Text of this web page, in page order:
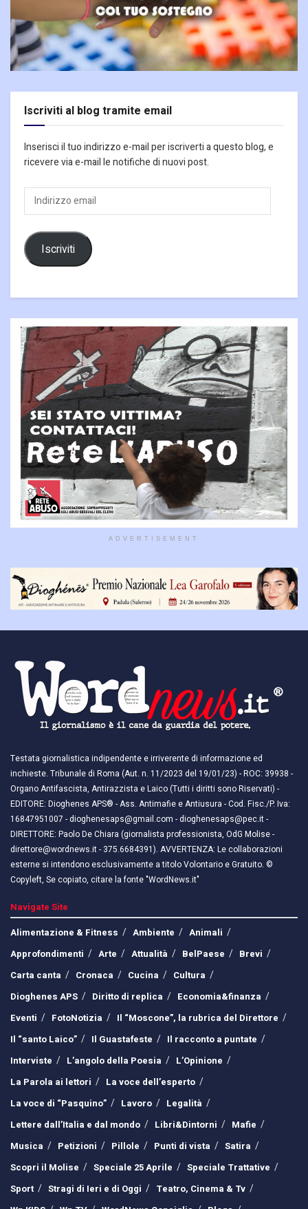
Iscriviti al blog tramite email
Inserisci il tuo indirizzo e-mail per iscriverti a questo blog, e
ricevere via e-mail le notifiche di nuovi post.
Indirizzo
email
Iscriviti
ADVERTISEMENT
Testata giornalistica indipendente e irriverente di informazione ed
inchieste. Tribunale di Roma (Aut. n. 11/2023 del 19/01/23) - ROC: 39938 -
Organo Antifascista, Antirazzista e Laico (Tutti i diritti sono Riservati) -
EDITORE: Dioghenes APS® - Ass. Antimafie e Antiusura - Cod. Fisc./P. Iva:
16847951007 - dioghenesaps@gmail.com - dioghenesaps@pec.it - ​​
DIRETTORE: Paolo De Chiara (giornalista professionista, OdG Molise -
direttore@wordnews.it - ​​375.6684391). AVVERTENZA: Le collaborazioni
esterne si intendono esclusivamente a titolo Volontario e Gratuito. ©
Copyleft, Se copiato, citare la fonte "WordNews.it"
Navigate Site
Alimentazione & Fitness
Ambiente
Animali
Approfondimenti
Arte Attualità BelPaese
Brevi
Carta canta
Cronaca Cucina
Cultura
Dioghenes APS
Diritto di replica
Economia&finanza
Eventi
FotoNotizia
Il “Moscone”, la rubrica del Direttore
Il “santo Laico”
Il Guastafeste
Il racconto a puntate
Interviste
L’angolo della Poesia
L’Opinione
La Parola ai lettori
La voce dell’esperto
La voce di “Pasquino”
Lavoro
Legalità
Lettere dall’Italia e dal mondo
Libri&Dintorni
Mafie
Musica
Petizioni Pillole Punti di vista
Satira
Scopri il Molise
Speciale 25 Aprile
Speciale Trattative
Sport
Stragi di Ieri e di Oggi
Teatro, Cinema & Tv